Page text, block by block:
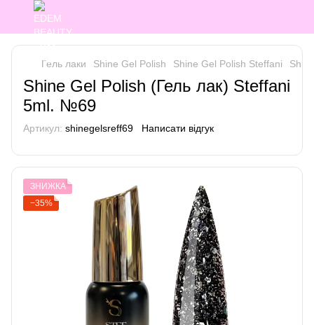
Гель лаки Shine Gel Polish Shine Gel Polish Steffani
Shine Gel Polish (Гель лак) Steffani
5ml. №69
Артикул: shinegelsreff69 Написати відгук
ЗНИЖКА
−35%